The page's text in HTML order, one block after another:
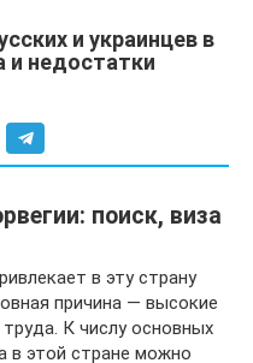
и украинцев в
и недостатки
поиск, виза
в эту страну
причина — высокие
К числу основных
в этой стране можно